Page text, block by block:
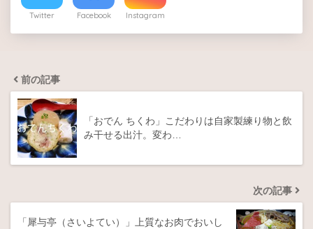
Twitter Facebook Instagram
前の記事
「おでん ちくわ」こだわりは自家製練り物と飲
み干せる出汁。変わ…
次の記事
「犀与亭（さいよてい）」上質なお肉でおいし